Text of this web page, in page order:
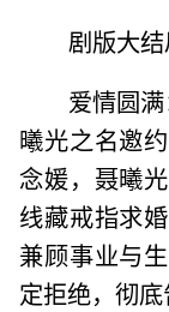
剧版大结
爱情圆
曦光之名邀
念媛，聂曦
线藏戒指求
兼顾事业与
定拒绝，彻底